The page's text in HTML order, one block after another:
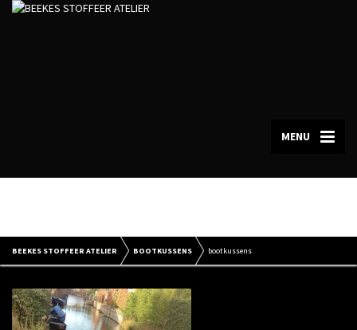
MENU
BEEKES STOFFEER ATELIER BOOTKUSSENS bootkussens